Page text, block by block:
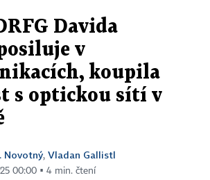
Davida
v
koupila
s optickou sítí v
Novotný, Vladan Gallistl
00:00 ▪ 4 min. čtení